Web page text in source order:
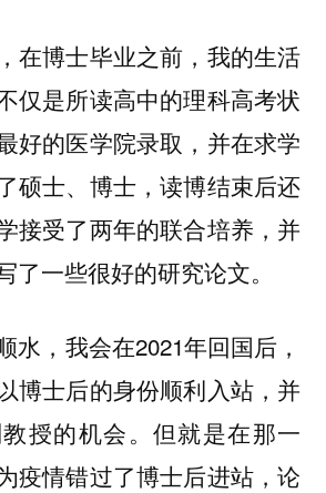
在博士毕业之前，我的生活
仅是所读高中的理科高考状
好的医学院录取，并在求学
硕士、博士，读博结束后还
接受了两年的联合培养，并
了一些很好的研究论文。
水，我会在2021年回国后，
博士后的身份顺利入站，并
授的机会。但就是在那一
疫情错过了博士后进站，论